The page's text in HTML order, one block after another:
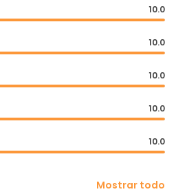
10.0
10.0
10.0
10.0
10.0
Mostrar todo